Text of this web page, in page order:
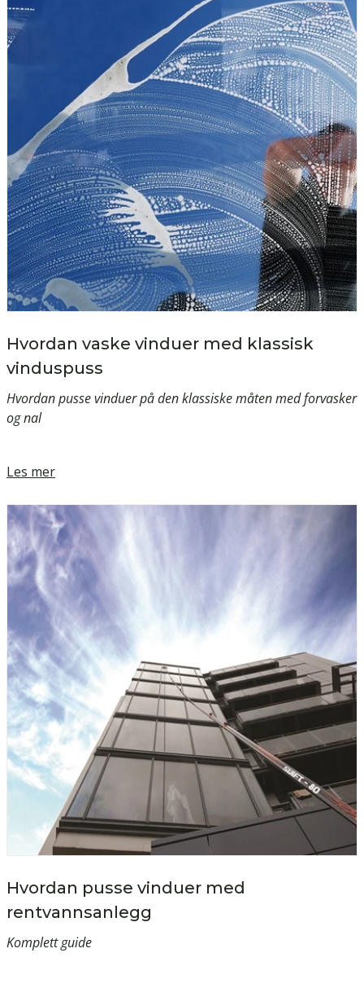
Hvordan vaske vinduer med klassisk
vinduspuss
Hvordan pusse vinduer på den klassiske måten med forvasker
og nal
Les mer
Hvordan pusse vinduer med
rentvannsanlegg
Komplett guide